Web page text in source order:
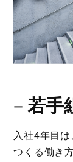
－ 若手
入社4年目
つくる働き